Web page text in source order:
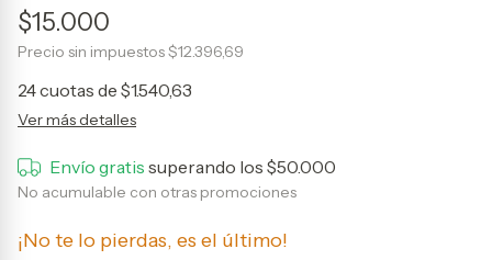
$15.000
Precio sin impuestos$12.396,69
24cuotas de $1.540,63
Ver más detalles
Envío gratis superando los$50.000
No acumulable con otras promociones
¡No te lo pierdas, es el último!